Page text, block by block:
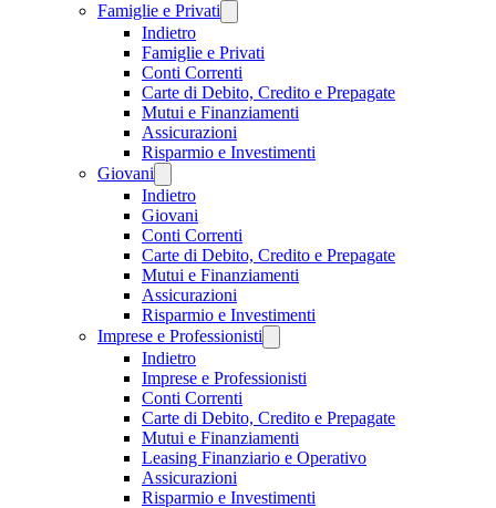
Famiglie e Privati
Indietro
Famiglie e Privati
Conti Correnti
Carte di Debito, Credito e Prepagate
Mutui e Finanziamenti
Assicurazioni
Risparmio e Investimenti
Giovani
Indietro
Giovani
Conti Correnti
Carte di Debito, Credito e Prepagate
Mutui e Finanziamenti
Assicurazioni
Risparmio e Investimenti
Imprese e Professionisti
Indietro
Imprese e Professionisti
Conti Correnti
Carte di Debito, Credito e Prepagate
Mutui e Finanziamenti
Leasing Finanziario e Operativo
Assicurazioni
Risparmio e Investimenti